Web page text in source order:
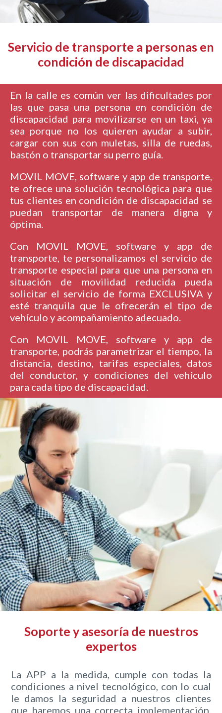
Servicio de transporte a personas en
condición de discapacidad
En la calle es común ver las dificultades por
las que pasa una persona en condición de
discapacidad para movilizarse en un taxi, ya
sea porque no los quieren ayudar a subir,
cargar con sus con muletas, silla de ruedas,
bastón o transportar su perro guía.
MOVIL MOVE, software y app de transporte,
te ofrece una solución tecnológica para que
tus clientes en condición de discapacidad se
puedan transportar de manera digna y
óptima.
Con MOVIL MOVE, software y app de
transporte, te personalizamos el servicio de
transporte especial para que una persona en
situación de movilidad reducida pueda
solicitar el servicio de forma EXCLUSIVA y
esté tranquila que le ofrecerán el tipo de
vehículo y acompañamiento adecuado.
Con MOVIL MOVE, software y app de
transporte, podrás parametrizar el tiempo, la
distancia, destino, tarifas especiales, datos
del conductor, y condiciones del vehículo
para cada tipo de discapacidad.
Soporte y asesoría de nuestros
expertos
La APP a la medida, cumple con todas la
condiciones a nivel tecnológico, con lo cual
le damos la seguridad a nuestros clientes
que haremos una correcta implementación.